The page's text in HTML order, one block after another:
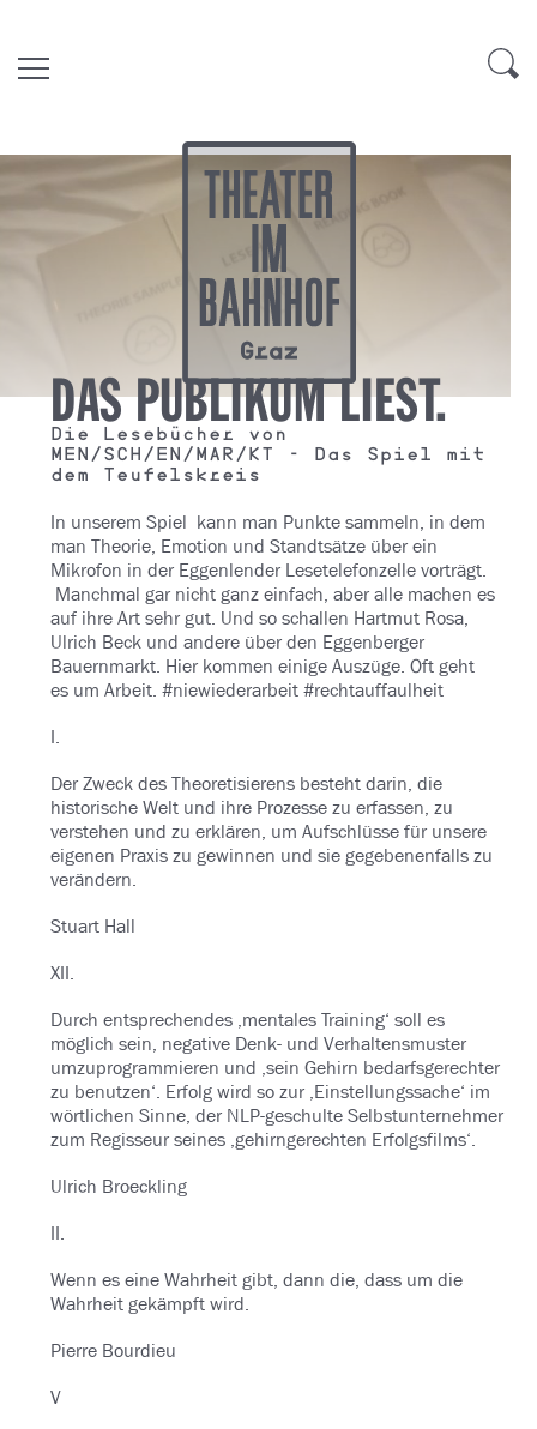
DAS PUBLIKUM LIEST.
Die Lesebücher von
MEN/SCH/EN/MAR/KT - Das Spiel mit
dem Teufelskreis
In unserem Spiel kann man Punkte sammeln, in dem
man Theorie, Emotion und Standtsätze über ein
Mikrofon in der Eggenlender Lesetelefonzelle vorträgt.
Manchmal gar nicht ganz einfach, aber alle machen es
auf ihre Art sehr gut. Und so schallen Hartmut Rosa,
Ulrich Beck und andere über den Eggenberger
Bauernmarkt. Hier kommen einige Auszüge. Oft geht
es um Arbeit. #niewiederarbeit #rechtauffaulheit
I.
Der Zweck des Theoretisierens besteht darin, die
historische Welt und ihre Prozesse zu erfassen, zu
verstehen und zu erklären, um Aufschlüsse für unsere
eigenen Praxis zu gewinnen und sie gegebenenfalls zu
verändern.
Stuart Hall
XII.
Durch entsprechendes ‚mentales Training‘ soll es
möglich sein, negative Denk- und Verhaltensmuster
umzuprogrammieren und ‚sein Gehirn bedarfsgerechter
zu benutzen‘. Erfolg wird so zur ‚Einstellungssache‘ im
wörtlichen Sinne, der NLP-geschulte Selbstunternehmer
zum Regisseur seines ‚gehirngerechten Erfolgsfilms‘.
Ulrich Broeckling
II.
Wenn es eine Wahrheit gibt, dann die, dass um die
Wahrheit gekämpft wird.
Pierre Bourdieu
V